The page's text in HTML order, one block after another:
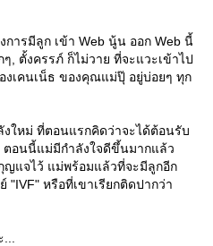
ารมีลูก เข้า Web นู้น ออก Web นี้
, ตั้งครรภ์ ก็ไม่วาย ที่จะแวะเข้าไป
งเคนเน็ธ ของคุณแม่ปุ๊ อยู่บ่อยๆ ทุก
ใหม่ ที่ตอนแรกคิดว่าจะได้ต้อนรับ
อนนี้แม่มีกำลังใจดีขึ้นมากแล้ว
แจไว้ แม่พร้อมแล้วที่จะมีลูกอีก
"IVF" หรือที่เขาเรียกติดปากว่า